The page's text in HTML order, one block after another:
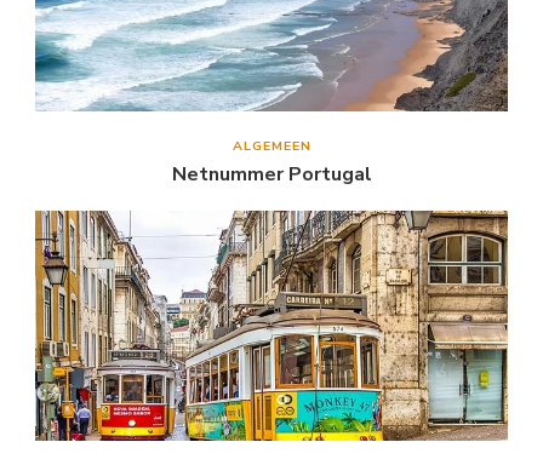
ALGEMEEN
Netnummer Portugal